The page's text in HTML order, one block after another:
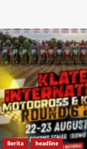
Berita headline